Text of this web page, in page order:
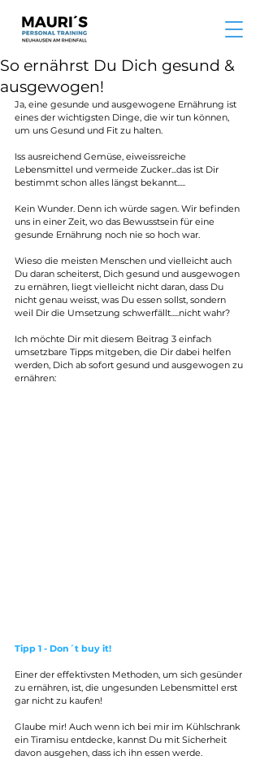
So ernährst Du Dich gesund &
ausgewogen!
Ja, eine gesunde und ausgewogene Ernährung ist
eines der wichtigsten Dinge, die wir tun können,
um uns Gesund und Fit zu halten.
Iss ausreichend Gemüse, eiweissreiche
Lebensmittel und vermeide Zucker...das ist Dir
bestimmt schon alles längst bekannt.....
Kein Wunder. Denn ich würde sagen. Wir befinden
uns in einer Zeit, wo das Bewusstsein für eine
gesunde Ernährung noch nie so hoch war.
Wieso die meisten Menschen und vielleicht auch
Du daran scheiterst, Dich gesund und ausgewogen
zu ernähren, liegt vielleicht nicht daran, dass Du
nicht genau weisst, was Du essen sollst, sondern
weil Dir die Umsetzung schwerfällt.....nicht wahr?
Ich möchte Dir mit diesem Beitrag 3 einfach
umsetzbare Tipps mitgeben, die Dir dabei helfen
werden, Dich ab sofort gesund und ausgewogen zu
ernähren:
Tipp 1 - Don´t buy it!
Einer der effektivsten Methoden, um sich gesünder
zu ernähren, ist, die ungesunden Lebensmittel erst
gar nicht zu kaufen!
Glaube mir! Auch wenn ich bei mir im Kühlschrank
ein Tiramisu entdecke, kannst Du mit Sicherheit
davon ausgehen, dass ich ihn essen werde.